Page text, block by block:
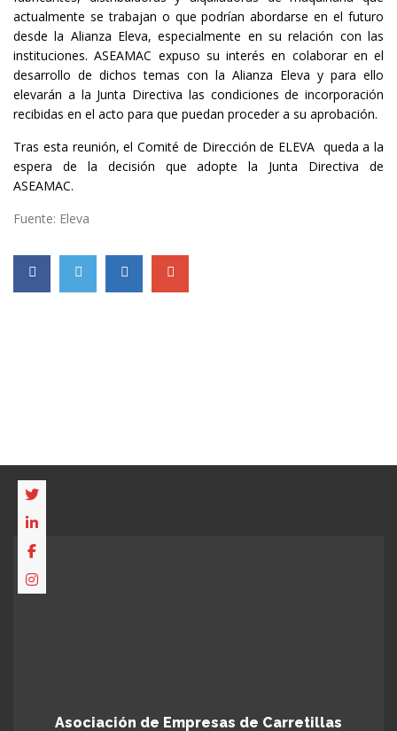
actualmente se trabajan o que podrían abordarse en el futuro
desde la Alianza Eleva, especialmente en su relación con las
instituciones. ASEAMAC expuso su interés en colaborar en el
desarrollo de dichos temas con la Alianza Eleva y para ello
elevarán a la Junta Directiva las condiciones de incorporación
recibidas en el acto para que puedan proceder a su aprobación.
Tras esta reunión, el Comité de Dirección de ELEVA queda a la
espera de la decisión que adopte la Junta Directiva de
ASEAMAC.
Fuente: Eleva
Asociación de Empresas de Carretillas